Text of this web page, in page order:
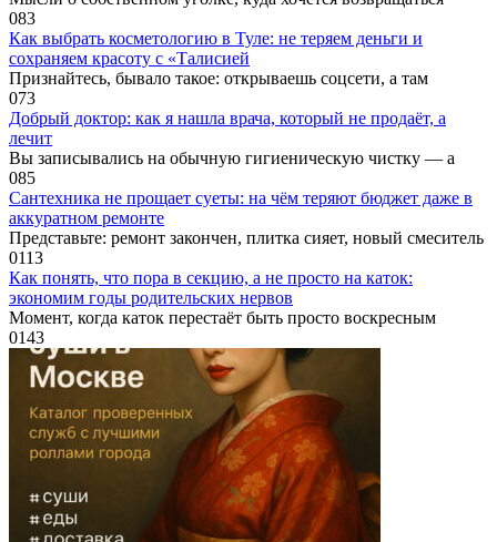
083
Как выбрать косметологию в Туле: не теряем деньги и
сохраняем красоту с «Талисией
Признайтесь, бывало такое: открываешь соцсети, а там
073
Добрый доктор: как я нашла врача, который не продаёт, а
лечит
Вы записывались на обычную гигиеническую чистку — а
085
Сантехника не прощает суеты: на чём теряют бюджет даже в
аккуратном ремонте
Представьте: ремонт закончен, плитка сияет, новый смеситель
0113
Как понять, что пора в секцию, а не просто на каток:
экономим годы родительских нервов
Момент, когда каток перестаёт быть просто воскресным
0143